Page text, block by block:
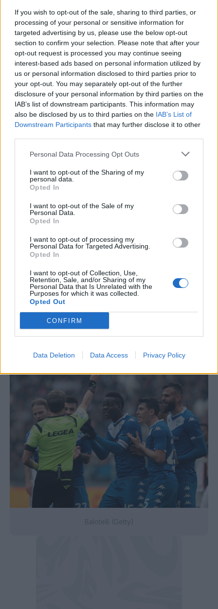
If you wish to opt-out of the sale, sharing to third parties, or
processing of your personal or sensitive information for
targeted advertising by us, please use the below opt-out
section to confirm your selection. Please note that after your
opt-out request is processed you may continue seeing
interest-based ads based on personal information utilized by
us or personal information disclosed to third parties prior to
your opt-out. You may separately opt-out of the further
disclosure of your personal information by third parties on the
IAB’s list of downstream participants. This information may
also be disclosed by us to third parties on the IAB’s List of
Downstream Participants that may further disclose it to other
Personal Data Processing Opt Outs
I want to opt-out of the Sharing of my
personal data.
Opted In
I want to opt-out of the Sale of my
Personal Data.
Opted In
I want to opt-out of processing my
Personal Data for Targeted Advertising.
Opted In
I want to opt-out of Collection, Use,
Retention, Sale, and/or Sharing of my
Personal Data that Is Unrelated with the
Purposes for which it was collected.
Opted Out
CONFIRM
Data Deletion Data Access Privacy Policy
KALIDOU KOULIBALY - Le pessime prove
contro Fiorentina e Juventus, nelle prime due
partite del campionato, dovevano suonare come
senegalese:nessun bonus, 6 gialli, 1 espulsione
e quell'autogol proprio allo Stadium
che è
l'emblema della sua tremenda annata. Fanta-
FEDERICO BERNARDESCHI
- Fa impressione
vedere un giocatore con tutte queste presenze
(26) e di una squadra come la Juventus così in
alto in classifica. Eppure la realtà è evidente:
solo 1 assist, un mare di insufficienze e di
aspettative disattese. Si pensava che con Sarri
potesse finalmente esplodere, in tantissimi lo
hanno acquistato in coppia con Douglas Costa.
Era meglio prendere il brasiliano da solo: l'ex
Fiorentina, di fatto, ha portato molti più danni che
frutti maturi.